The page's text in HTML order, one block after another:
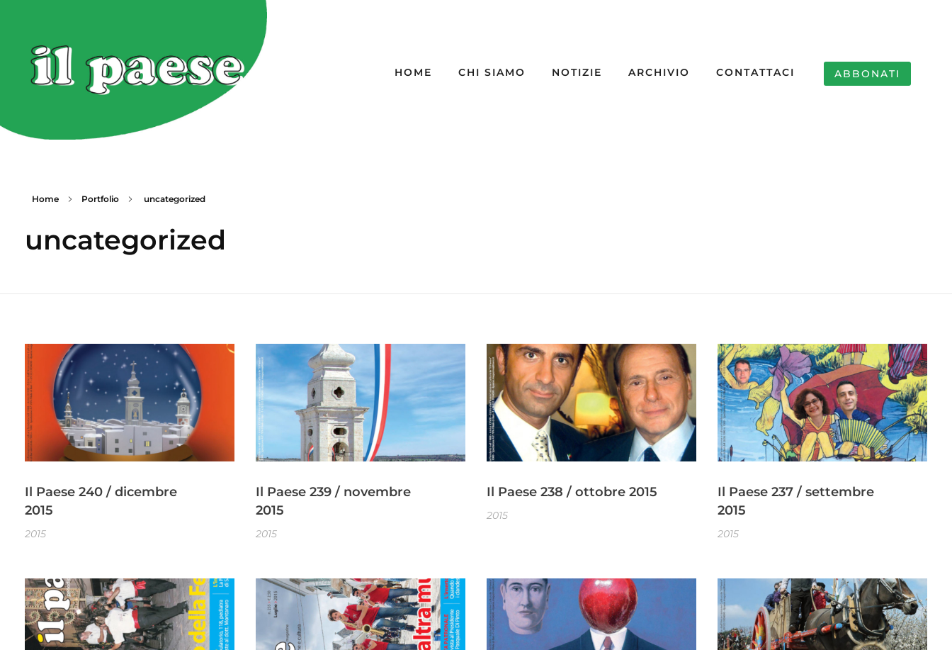
HOME CHI SIAMO NOTIZIE ARCHIVIO CONTATTACI ABBONATI
Home Portfolio uncategorized
uncategorized
Il Paese 240 / dicembre
2015
2015
Il Paese 239 / novembre
2015
2015
Il Paese 238 / ottobre 2015
2015
Il Paese 237 / settembre
2015
2015